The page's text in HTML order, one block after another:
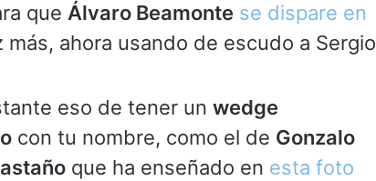
que Álvaro Beamonte se dispare en
más, ahora usando de escudo a Sergio
eso de tener un wedge
con tu nombre, como el de Gonzalo
que ha enseñado en esta foto